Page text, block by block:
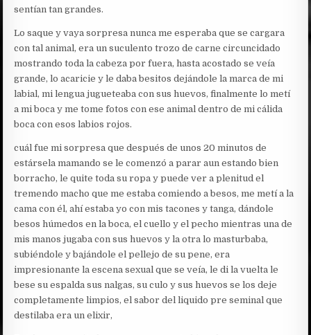
sentían tan grandes.
Lo saque y vaya sorpresa nunca me esperaba que se cargara
con tal animal, era un suculento trozo de carne circuncidado
mostrando toda la cabeza por fuera, hasta acostado se veía
grande, lo acaricie y le daba besitos dejándole la marca de mi
labial, mi lengua jugueteaba con sus huevos, finalmente lo metí
a mi boca y me tome fotos con ese animal dentro de mi cálida
boca con esos labios rojos.
cuál fue mi sorpresa que después de unos 20 minutos de
estársela mamando se le comenzó a parar aun estando bien
borracho, le quite toda su ropa y puede ver a plenitud el
tremendo macho que me estaba comiendo a besos, me metí a la
cama con él, ahí estaba yo con mis tacones y tanga, dándole
besos húmedos en la boca, el cuello y el pecho mientras una de
mis manos jugaba con sus huevos y la otra lo masturbaba,
subiéndole y bajándole el pellejo de su pene, era
impresionante la escena sexual que se veía, le di la vuelta le
bese su espalda sus nalgas, su culo y sus huevos se los deje
completamente limpios, el sabor del liquido pre seminal que
destilaba era un elixir,